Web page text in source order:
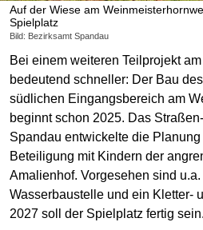
Auf der Wiese am
Spielplatz
Bild: Bezirksamt Spandau
Bei einem weiteren Teilprojekt
bedeutend schneller: Der Bau
südlichen Eingangsbereich am
beginnt schon 2025. Das
Spandau entwickelte die
Beteiligung mit Kindern der
Amalienhof. Vorgesehen sind
Wasserbaustelle und ein Kletter-
2027 soll der Spielplatz fertig sein.